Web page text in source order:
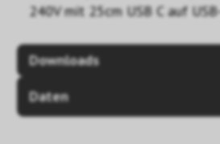
240V mit 25cm USB C auf
Downloads
Daten